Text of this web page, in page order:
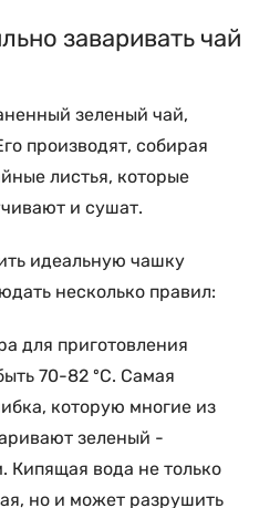
заваривать чай
зеленый чай,
производят, собирая
листья, которые
и сушат.
идеальную чашку
несколько правил:
для приготовления
70-82 ºC. Самая
которую многие из
зеленый -
Кипящая вода не только
но и может разрушить